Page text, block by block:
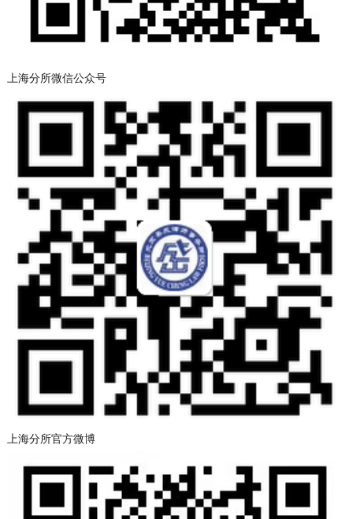
上海分所微信公众号
上海分所官方微博